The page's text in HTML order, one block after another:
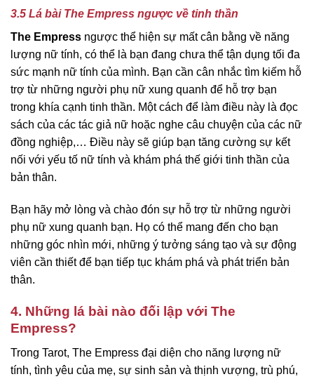
3.5 Lá bài The Empress ngược về tinh thần
The Empress ngược thể hiện sự mất cân bằng về năng
lượng nữ tính, có thể là bạn đang chưa thể tận dụng tối đa
sức mạnh nữ tính của mình. Bạn cần cân nhắc tìm kiếm hỗ
trợ từ những người phụ nữ xung quanh để hỗ trợ bạn
trong khía cạnh tinh thần. Một cách để làm điều này là đọc
sách của các tác giả nữ hoặc nghe câu chuyện của các nữ
đồng nghiệp,… Điều này sẽ giúp bạn tăng cường sự kết
nối với yếu tố nữ tính và khám phá thế giới tinh thần của
bản thân.
Bạn hãy mở lòng và chào đón sự hỗ trợ từ những người
phụ nữ xung quanh bạn. Họ có thể mang đến cho bạn
những góc nhìn mới, những ý tưởng sáng tạo và sự động
viên cần thiết để bạn tiếp tục khám phá và phát triển bản
thân.
4. Những lá bài nào đối lập với The
Empress?
Trong Tarot, The Empress đại diện cho năng lượng nữ
tính, tình yêu của mẹ, sự sinh sản và thịnh vượng, trù phú,